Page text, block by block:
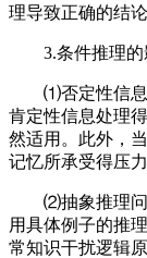
理导致正确的结论
3.条件推理的
⑴否定性信息所
肯定性信息处理
然适用。此外，
记忆所承受得压力
⑵抽象推理问题
用具体例子的推
常知识干扰逻辑